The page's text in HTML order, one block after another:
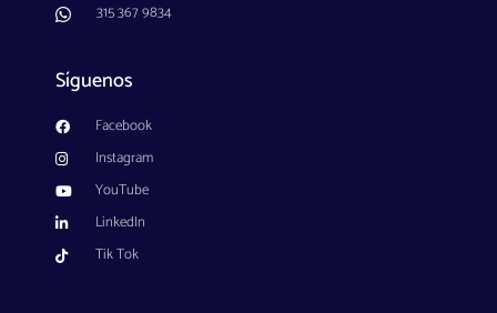
315 367 9834
Síguenos
Facebook
Instagram
YouTube
LinkedIn
Tik Tok